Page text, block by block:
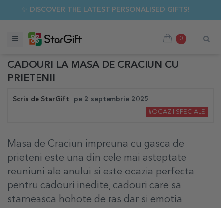
✨ DISCOVER THE LATEST PERSONALISED GIFTS!
0
CADOURI LA MASA DE CRACIUN CU
PRIETENII
Scris de StarGift pe 2 septembrie 2025
#OCAZII SPECIALE
Masa de Craciun impreuna cu gasca de
prieteni este una din cele mai asteptate
reuniuni ale anului si este ocazia perfecta
pentru cadouri inedite, cadouri care sa
starneasca hohote de ras dar si emotia